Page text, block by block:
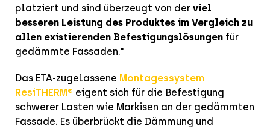
platziert und sind überzeugt von der viel
besseren Leistung des Produktes im Vergleich zu
allen existierenden Befestigungslösungen für
gedämmte Fassaden."
Das ETA-zugelassene Montagessystem
ResiTHERM® eigent sich für die Befestigung
schwerer Lasten wie Markisen an der gedämmten
Fassade. Es überbrückt die Dämmung und